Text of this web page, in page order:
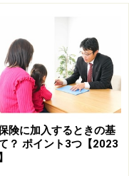
ルドからの連絡を待
一緒にチャイルドに
険に加入するときの基
？ ポイント3つ【2023